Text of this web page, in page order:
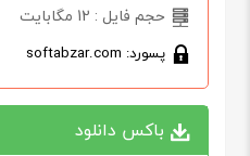
حجم فایل : 12 مگابایت
پسورد: softabzar.com
باکس دانلود